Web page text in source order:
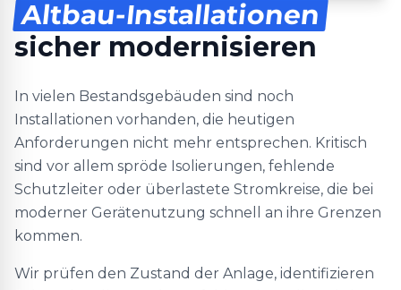
Altbau-Installationen
sicher modernisieren
In vielen Bestandsgebäuden sind noch
Installationen vorhanden, die heutigen
Anforderungen nicht mehr entsprechen. Kritisch
sind vor allem spröde Isolierungen, fehlende
Schutzleiter oder überlastete Stromkreise, die bei
moderner Gerätenutzung schnell an ihre Grenzen
kommen.
Wir prüfen den Zustand der Anlage, identifizieren